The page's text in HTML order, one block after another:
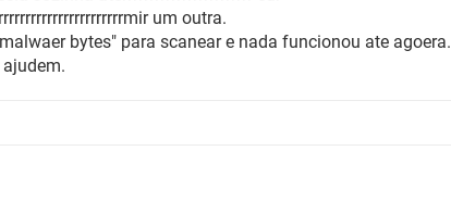
um outra.
bytes" para scanear e nada funcionou ate agoera.